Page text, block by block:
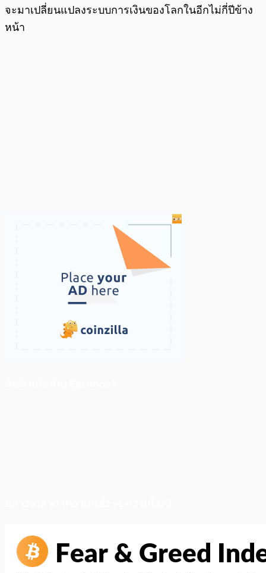
จะมาเปลี่ยนแปลงระบบการเงินของโลกในอีกไม่กี่ปีข้าง
หน้า